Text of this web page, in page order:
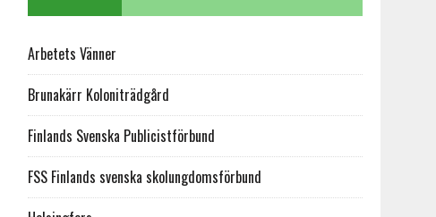
Arbetets Vänner
Brunakärr Koloniträdgård
Finlands Svenska Publicistförbund
FSS Finlands svenska skolungdomsförbund